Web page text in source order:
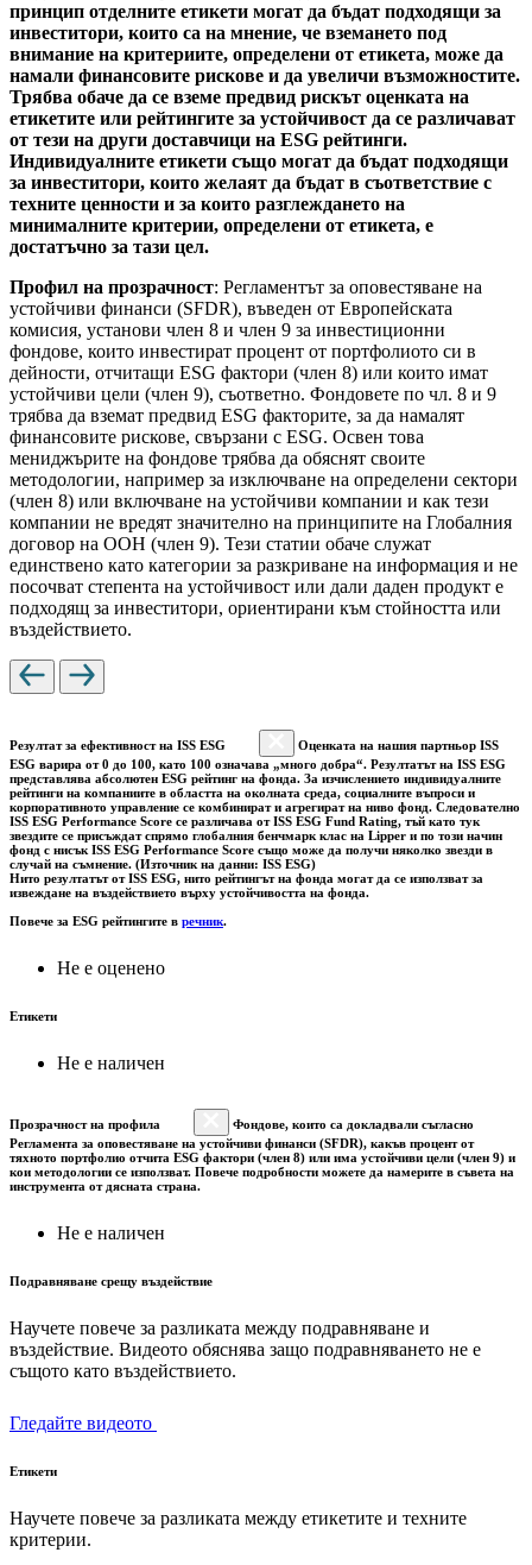
принцип отделните етикети могат да бъдат подходящи за
инвеститори, които са на мнение, че вземането под
внимание на критериите, определени от етикета, може да
намали финансовите рискове и да увеличи възможностите.
Трябва обаче да се вземе предвид рискът оценката на
етикетите или рейтингите за устойчивост да се различават
от тези на други доставчици на ESG рейтинги.
Индивидуалните етикети също могат да бъдат подходящи
за инвеститори, които желаят да бъдат в съответствие с
техните ценности и за които разглеждането на
минималните критерии, определени от етикета, е
достатъчно за тази цел.
Профил на прозрачност: Регламентът за оповестяване на
устойчиви финанси (SFDR), въведен от Европейската
комисия, установи член 8 и член 9 за инвестиционни
фондове, които инвестират процент от портфолиото си в
дейности, отчитащи ESG фактори (член 8) или които имат
устойчиви цели (член 9), съответно. Фондовете по чл. 8 и 9
трябва да вземат предвид ESG факторите, за да намалят
финансовите рискове, свързани с ESG. Освен това
мениджърите на фондове трябва да обяснят своите
методологии, например за изключване на определени сектори
(член 8) или включване на устойчиви компании и как тези
компании не вредят значително на принципите на Глобалния
договор на ООН (член 9). Тези статии обаче служат
единствено като категории за разкриване на информация и не
посочват степента на устойчивост или дали даден продукт е
подходящ за инвеститори, ориентирани към стойността или
въздействието.
Резултат за ефективност на ISS ESG
Оценката на нашия партньор ISS
ESG варира от 0 до 100, като 100 означава „много добра“. Резултатът на ISS ESG
представлява абсолютен ESG рейтинг на фонда. За изчислението индивидуалните
рейтинги на компаниите в областта на околната среда, социалните въпроси и
корпоративното управление се комбинират и агрегират на ниво фонд. Следователно
ISS ESG Performance Score се различава от ISS ESG Fund Rating, тъй като тук
звездите се присъждат спрямо глобалния бенчмарк клас на Lipper и по този начин
фонд с нисък ISS ESG Performance Score също може да получи няколко звезди в
случай на съмнение. (Източник на данни: ISS ESG)
Нито резултатът от ISS ESG, нито рейтингът на фонда могат да се използват за
извеждане на въздействието върху устойчивостта на фонда.
Повече за ESG рейтингите в речник.
Не е оценено
Етикети
Не е наличен
Прозрачност на профила
Фондове, които са докладвали съгласно
Регламента за оповестяване на устойчиви финанси (SFDR), какъв процент от
тяхното портфолио отчита ESG фактори (член 8) или има устойчиви цели (член 9) и
кои методологии се използват. Повече подробности можете да намерите в съвета на
инструмента от дясната страна.
Не е наличен
Подравняване срещу въздействие
Научете повече за разликата между подравняване и
въздействие. Видеото обяснява защо подравняването не е
същото като въздействието.
Гледайте видеото
Етикети
Научете повече за разликата между етикетите и техните
критерии.